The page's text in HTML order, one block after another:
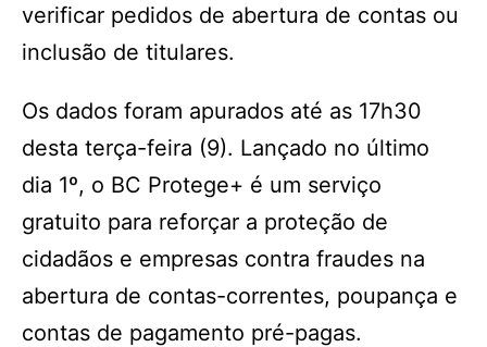
verificar pedidos de abertura de contas ou
inclusão de titulares.
Os dados foram apurados até as 17h30
desta terça-feira (9). Lançado no último
dia 1º, o BC Protege+ é um serviço
gratuito para reforçar a proteção de
cidadãos e empresas contra fraudes na
abertura de contas-correntes, poupança e
contas de pagamento pré-pagas.